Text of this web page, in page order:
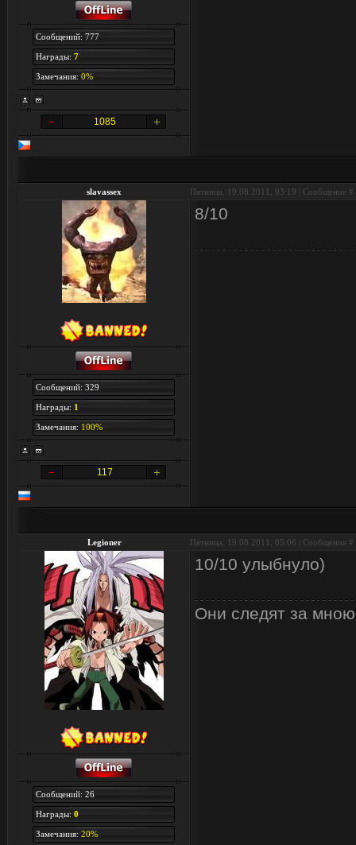
Сообщений: 777
Награды: 7
Замечания: 0%
1085
slavassex Пятница, 19.08.2011, 03:19 | Сообщение #
Сообщений: 329
Награды: 1
Замечания: 100%
117
8/10
Legioner Пятница, 19.08.2011, 05:06 | Сообщение #
Сообщений: 26
Награды: 0
Замечания: 20%
10/10 улыбнуло)
Они следят за